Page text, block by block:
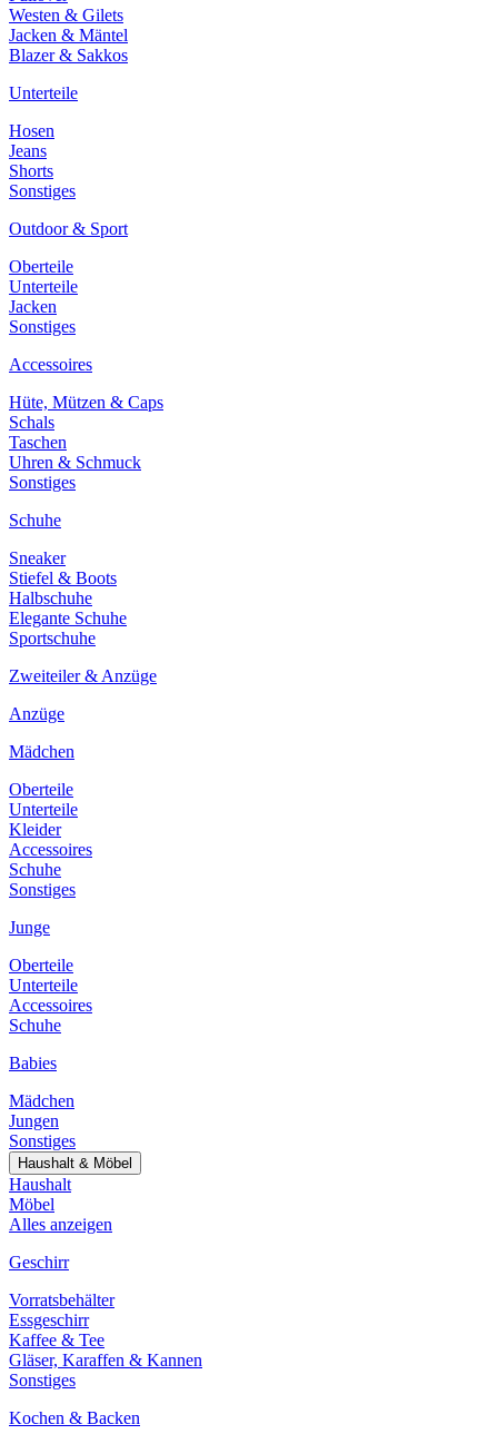
Westen & Gilets
Jacken & Mäntel
Blazer & Sakkos
Unterteile
Hosen
Jeans
Shorts
Sonstiges
Outdoor & Sport
Oberteile
Unterteile
Jacken
Sonstiges
Accessoires
Hüte, Mützen & Caps
Schals
Taschen
Uhren & Schmuck
Sonstiges
Schuhe
Sneaker
Stiefel & Boots
Halbschuhe
Elegante Schuhe
Sportschuhe
Zweiteiler & Anzüge
Anzüge
Mädchen
Oberteile
Unterteile
Kleider
Accessoires
Schuhe
Sonstiges
Junge
Oberteile
Unterteile
Accessoires
Schuhe
Babies
Mädchen
Jungen
Sonstiges
Haushalt & Möbel
Haushalt
Möbel
Alles anzeigen
Geschirr
Vorratsbehälter
Essgeschirr
Kaffee & Tee
Gläser, Karaffen & Kannen
Sonstiges
Kochen & Backen